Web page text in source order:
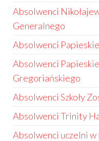
Absolwenci
Generalnego
Absolwenci
Absolwenci
Gregoriańskiego
Absolwenci Szkoły
Absolwenci Trinity
Absolwenci uczelni w